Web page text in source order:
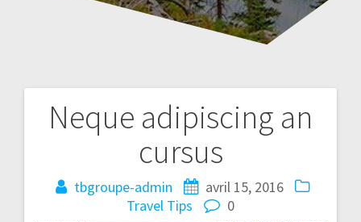
Neque adipiscing an
cursus
tbgroupe-admin
avril 15, 2016
Travel Tips
0
Navigation
l’article